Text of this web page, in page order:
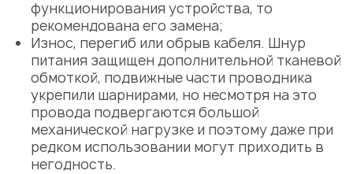
функционирования устройства, то
рекомендована его замена;
Износ, перегиб или обрыв кабеля. Шнур
питания защищен дополнительной тканевой
обмоткой, подвижные части проводника
укрепили шарнирами, но несмотря на это
провода подвергаются большой
механической нагрузке и поэтому даже при
редком использовании могут приходить в
негодность.